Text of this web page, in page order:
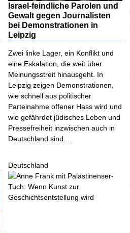
Israel-feindliche Parolen und
Gewalt gegen Journalisten
bei Demonstrationen in
Leipzig
Zwei linke Lager, ein Konflikt und
eine Eskalation, die weit über
Meinungsstreit hinausgeht. In
Leipzig zeigen Demonstrationen,
wie schnell aus politischer
Parteinahme offener Hass wird und
wie gefährdet jüdisches Leben und
Pressefreiheit inzwischen auch in
Deutschland sind....
Deutschland